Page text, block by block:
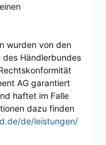
wurden von den
Händlerbundes
AG garantiert
haftet im Falle
dazu finden
de/leistungen/